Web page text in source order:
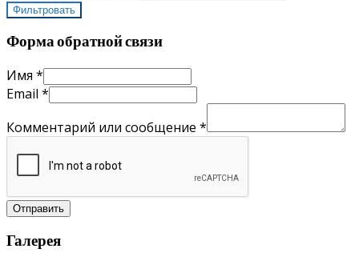
Фильтровать
Форма обратной связи
Имя *
Email *
Комментарий или сообщение *
Отправить
Галерея